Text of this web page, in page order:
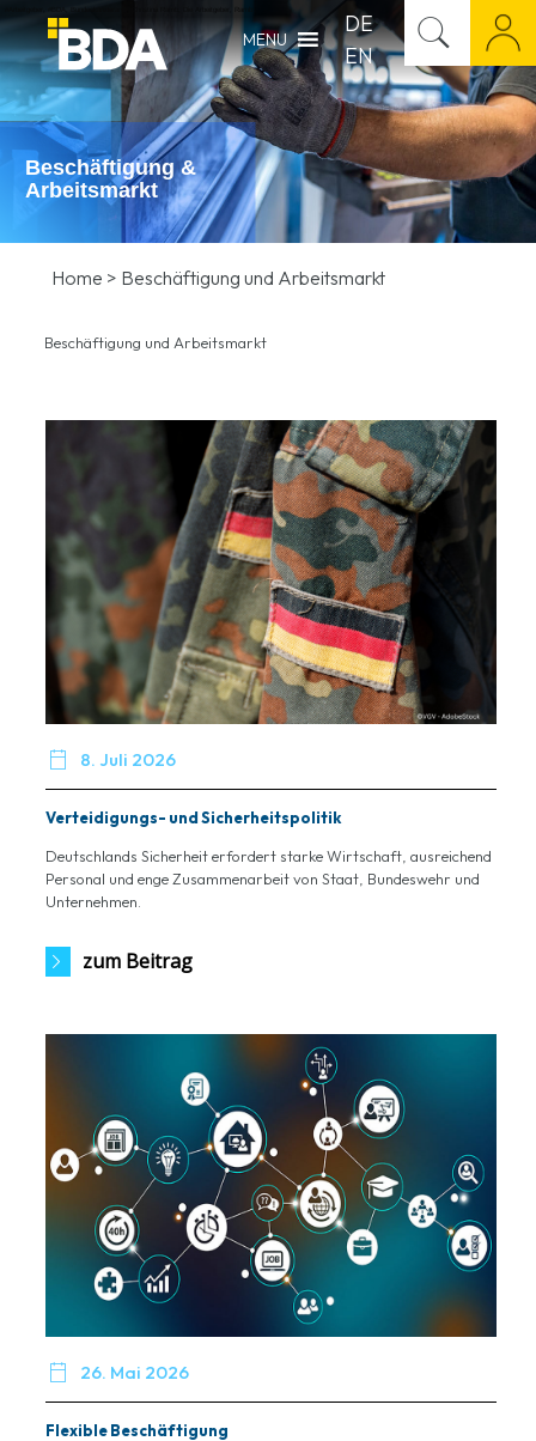
MENU
DE
EN
Beschäftigung &
Arbeitsmarkt
Home > Beschäftigung und Arbeitsmarkt
Beschäftigung und Arbeitsmarkt
 8. Juli 2026
Verteidigungs- und Sicherheitspolitik
Deutschlands Sicherheit erfordert starke Wirtschaft, ausreichend
Personal und enge Zusammenarbeit von Staat, Bundeswehr und
Unternehmen.
zum Beitrag
 26. Mai 2026
Flexible Beschäftigung